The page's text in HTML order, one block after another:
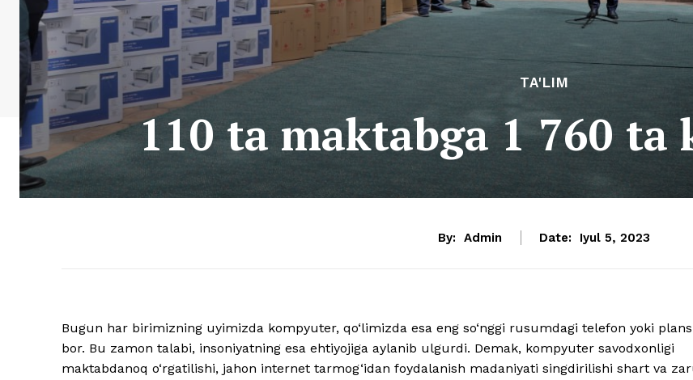
TA'LIM
110 ta maktabga 1 760
By: Admin Date: Iyul 5, 2023
Bugun har birimizning uyimizda kompyuter, qo‘limizda esa eng so‘nggi rusumdagi telefon yoki
bor. Bu zamon talabi, insoniyatning esa ehtiyojiga aylanib ulgurdi. Demak, kompyuter savodxonligi
maktabdanoq o‘rgatilishi, jahon internet tarmog‘idan foydalanish madaniyati singdirilishi shart va